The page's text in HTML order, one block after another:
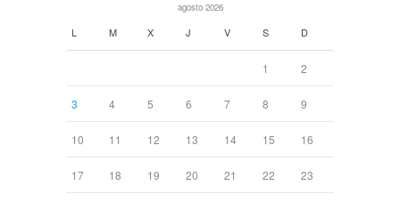
agosto 2026
L M X J V S D
1 2
3 4 5 6 7 8 9
10 11 12 13 14 15 16
17 18 19 20 21 22 23